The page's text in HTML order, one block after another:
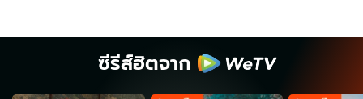
ซีรีส์ฮิตจาก